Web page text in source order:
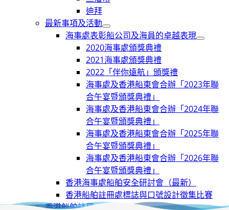
迪拜
最新事項及活動
海事處表彰船公司及海員的卓越表現
2020海事處頒獎典禮
2021海事處頒獎典禮
2022「伴你遠航」頒獎禮
海事處及香港船東會合辦「2023年聯
合午宴暨頒獎典禮」
海事處及香港船東會合辦「2024年聯
合午宴暨頒獎典禮」
海事處及香港船東會合辦「2025年聯
合午宴暨頒獎典禮」
海事處及香港船東會合辦「2026年聯
合午宴暨頒獎典禮」
香港海事處船舶安全研討會（最新）
香港船舶註冊處標誌與口號設計徵集比賽
香港船舶註冊